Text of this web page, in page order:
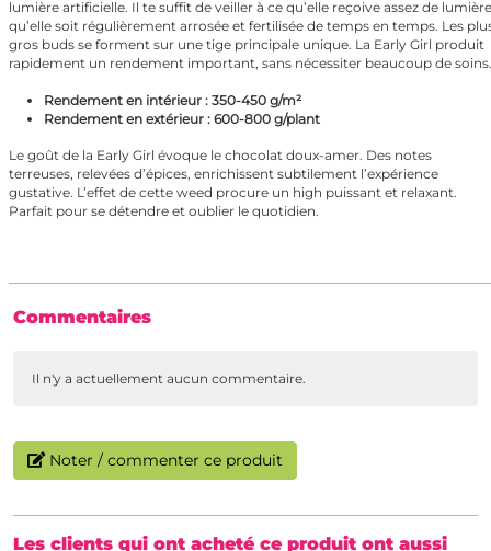
lumière artificielle. Il te suffit de veiller à ce qu’elle reçoive assez de
qu’elle soit régulièrement arrosée et fertilisée de temps en temps. Les
gros buds se forment sur une tige principale unique. La Early Girl produit
rapidement un rendement important, sans nécessiter beaucoup de soins.
Rendement en intérieur : 350-450 g/m²
Rendement en extérieur : 600-800 g/plant
Le goût de la Early Girl évoque le chocolat doux-amer. Des notes
terreuses, relevées d’épices, enrichissent subtilement l’expérience
gustative. L’effet de cette weed procure un high puissant et relaxant.
Parfait pour se détendre et oublier le quotidien.
Commentaires
Il n'y a actuellement aucun commentaire.
Noter / commenter ce produit
Les clients qui ont acheté ce produit ont aussi